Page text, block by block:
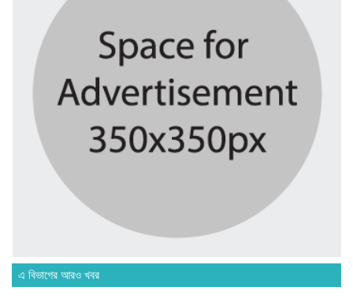
বাংলাদেশে এসে মার্কিন দূতের ভারতের...
অনেক পরিবার এখনো তাঁদের স্বজন...
৬ দিন আগে
ব্রিকলেইন জামে মসজিদ প্রতিষ্ঠার ৫০...
এ বিভাগের আরও খবর